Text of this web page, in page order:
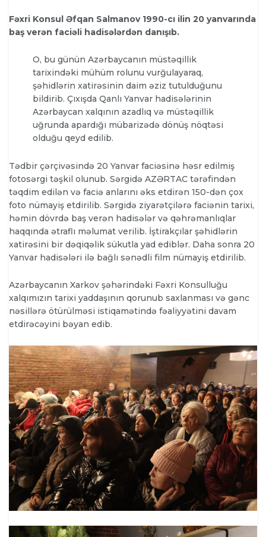
Fəxri Konsul Əfqan Salmanov 1990-cı ilin 20 yanvarında
baş verən faciəli hadisələrdən danışıb.
O, bu günün Azərbaycanın müstəqillik
tarixindəki mühüm rolunu vurğulayaraq,
şəhidlərin xatirəsinin daim əziz tutulduğunu
bildirib. Çıxışda Qanlı Yanvar hadisələrinin
Azərbaycan xalqının azadlıq və müstəqillik
uğrunda apardığı mübarizədə dönüş nöqtəsi
olduğu qeyd edilib.
Tədbir çərçivəsində 20 Yanvar faciəsinə həsr edilmiş
fotosərgi təşkil olunub. Sərgidə AZƏRTAC tərəfindən
təqdim edilən və faciə anlarını əks etdirən 150-dən çox
foto nümayiş etdirilib. Sərgidə ziyarətçilərə faciənin tarixi,
həmin dövrdə baş verən hadisələr və qəhrəmanlıqlar
haqqında ətraflı məlumat verilib. İştirakçılar şəhidlərin
xatirəsini bir dəqiqəlik sükutla yad ediblər. Daha sonra 20
Yanvar hadisələri ilə bağlı sənədli film nümayiş etdirilib.
Azərbaycanın Xarkov şəhərindəki Fəxri Konsulluğu
xalqımızın tarixi yaddaşının qorunub saxlanması və gənc
nəsillərə ötürülməsi istiqamətində fəaliyyətini davam
etdirəcəyini bəyan edib.